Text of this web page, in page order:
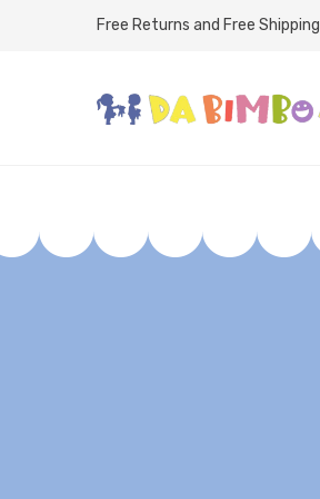
Free Returns and Free Shipping